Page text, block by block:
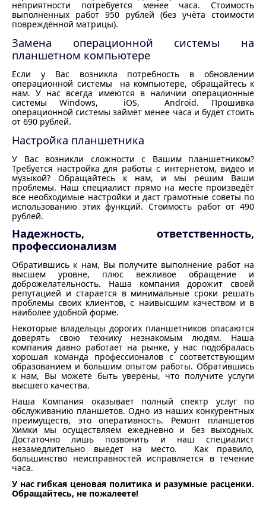
неприятности потребуется менее часа. Стоимость
выполненных работ 950 рублей (без учёта стоимости
повреждённой матрицы).
Замена операционной системы на
планшетном компьютере
Если у Вас возникла потребность в обновлении
операционной системы на компьютере, обращайтесь к
нам. У нас всегда имеются в наличии операционные
системы Windows, iOS, Android. Прошивка
операционной системы займёт менее часа и будет стоить
от 690 рублей.
Настройка планшетника
У Вас возникли сложности с Вашим планшетником?
Требуется настройка для работы с интернетом, видео и
музыкой? Обращайтесь к нам, и мы решим Ваши
проблемы. Наш специалист прямо на месте произведёт
все необходимые настройки и даст грамотные советы по
использованию этих функций. Стоимость работ от 490
рублей.
Надежность, ответственность,
профессионализм
Обратившись к нам, Вы получите выполнение работ на
высшем уровне, плюс вежливое обращение и
доброжелательность. Наша компания дорожит своей
репутацией и старается в минимальные сроки решать
проблемы своих клиентов, с наивысшим качеством и в
наиболее удобной форме.
Некоторые владельцы дорогих планшетников опасаются
доверять свою технику незнакомым людям. Наша
компания давно работает на рынке, у нас подобралась
хорошая команда профессионалов с соответствующим
образованием и большим опытом работы. Обратившись
к нам, Вы можете быть уверены, что получите услуги
высшего качества.
Наша Компания оказывает полный спектр услуг по
обслуживанию планшетов. Одно из наших конкурентных
преимуществ, это оперативность. Ремонт планшетов
Химки мы осуществляем ежедневно и без выходных.
Достаточно лишь позвонить и наш специалист
незамедлительно выедет на место. Как правило,
большинство неисправностей исправляется в течение
часа.
У нас гибкая ценовая политика и разумные расценки.
Обращайтесь, не пожалеете!